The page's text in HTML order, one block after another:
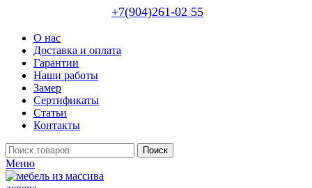
+7(904)261-02 55
О нас
Доставка и оплата
Гарантии
Наши работы
Замер
Сертификаты
Статьи
Контакты
Поиск
Меню